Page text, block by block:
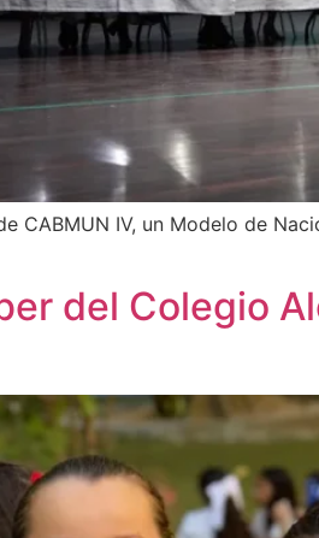
CABMUN IV, un Modelo de
del Colegio